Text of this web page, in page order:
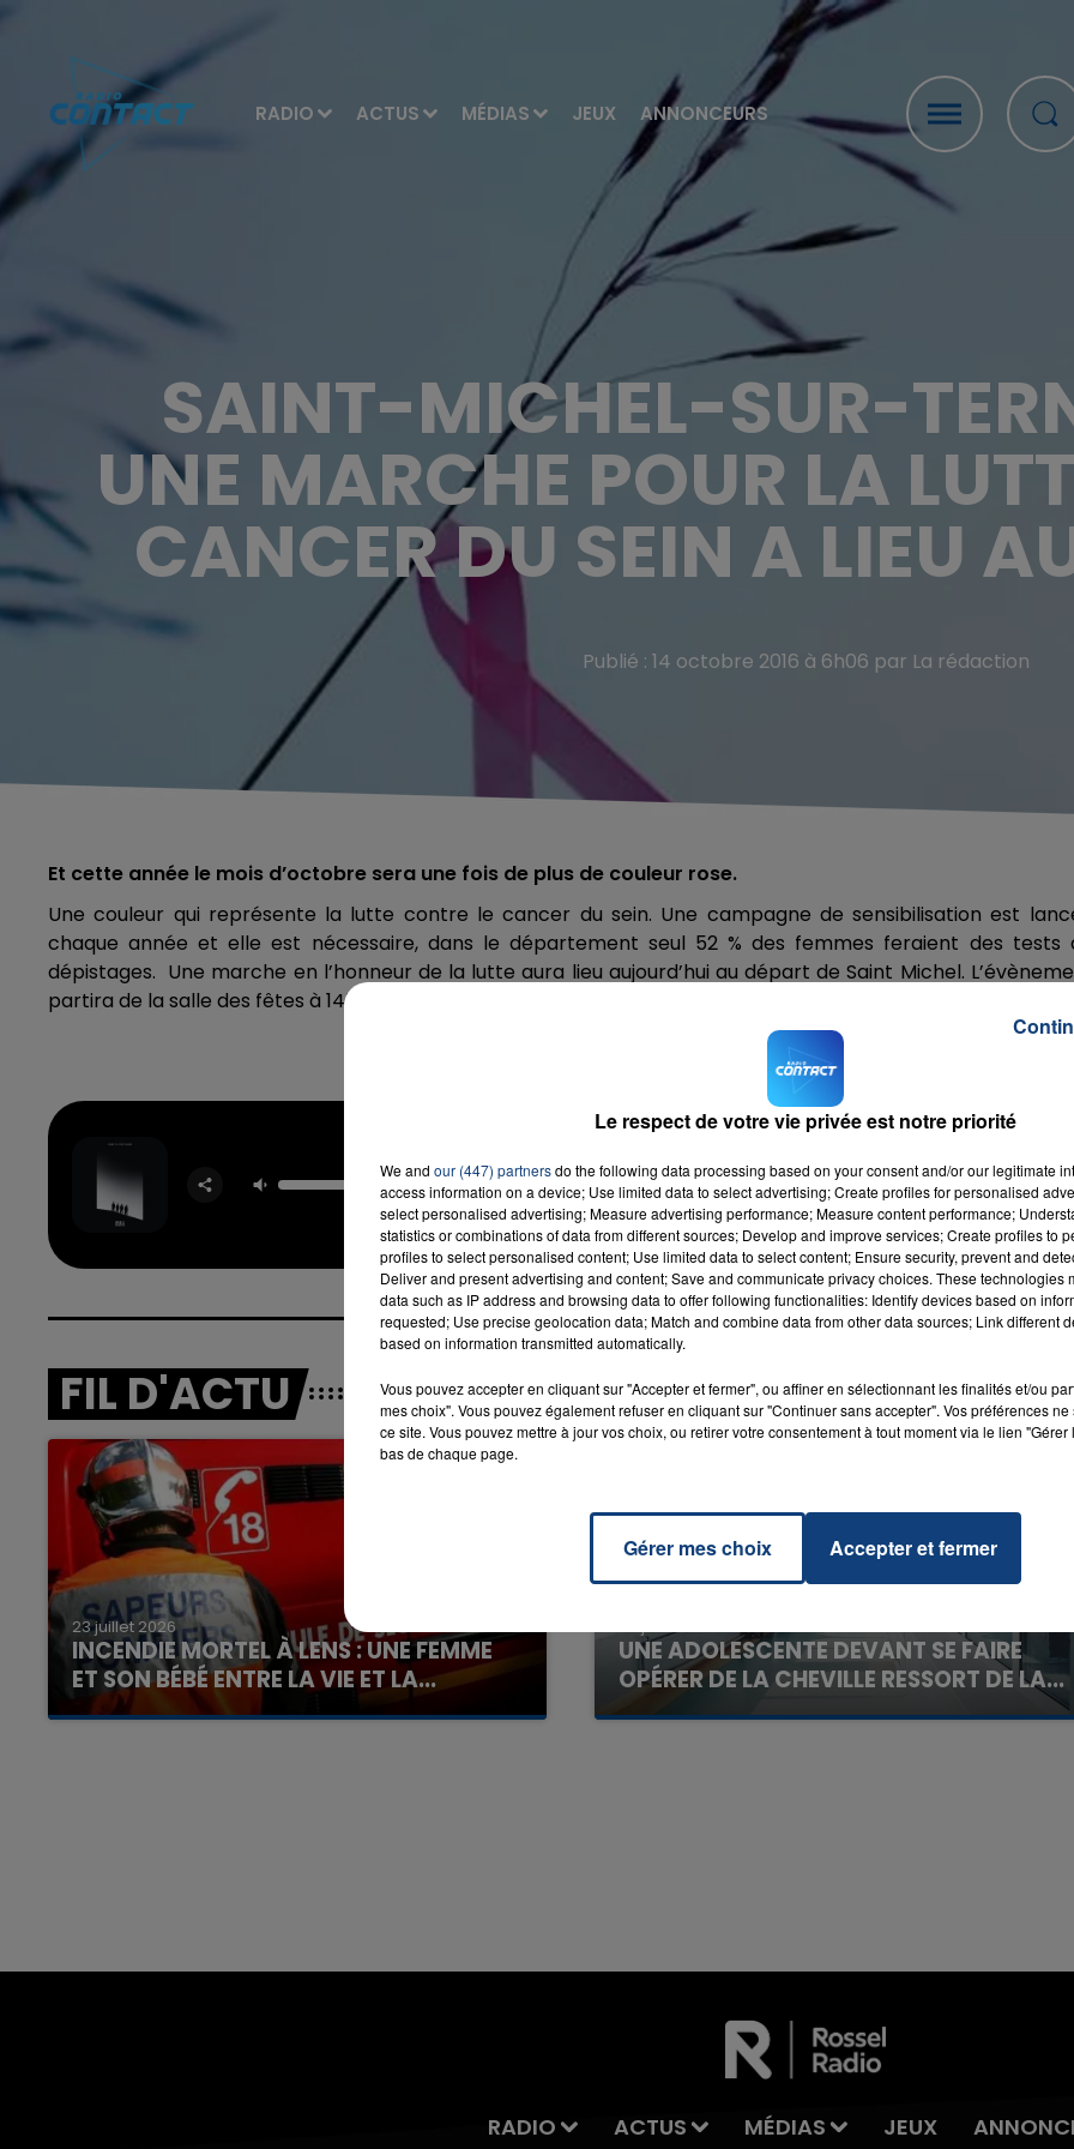
RADIO ACTUS MÉDIAS JEUX ANNONCEURS
16h00 - 20h00
LA TEAM DU WEEK-END
7h00 - 12h00
LA TEAM DU WEEK-END
SAINT-MICHEL-SUR-
UNE MARCHE POUR LA
CANCER DU SEIN A LIEU
Publié : 14 octobre 2016 à 6h06 par La rédaction
Et cette année le mois d’octobre sera une fois de plus de couleur rose.
Une couleur qui représente la lutte contre le cancer du sein. Une campagne de sensibilisation est
chaque année et elle est nécessaire, dans le département seul 52 % des femmes feraient des tests
dépistages. Une marche en l’honneur de la lutte aura lieu aujourd’hui au départ de Saint Michel.
partira de la salle des fêtes à 14h30 et les inscriptions se font sur place.
Floor
OFENBACH &
STARSAILOR
RADIO CONTACT
FIL D'ACTU
23 juillet 2026
INCENDIE MORTEL À LENS : UNE FEMME
ET SON BÉBÉ ENTRE LA VIE ET LA...
Un homme s'est immolé par le feu après avoir
UNE ADOLESCENTE DEVANT SE FAIRE
OPÉRER DE LA CHEVILLE RESSORT DE LA...
La famille a porté plainte contre la clinique qui a
RADIO ACTUS MÉDIAS JEUX
Le respect de votre vie privée est notre priorité
We and our (447) partnersdo the following data processing based on your consent and/or our legitimate
access information on a device; Use limited data to select advertising; Create profiles for personalised
select personalised advertising; Measure advertising performance; Measure content performance;
statistics or combinations of data from different sources; Develop and improve services; Create profiles to
profiles to select personalised content; Use limited data to select content; Ensure security, prevent and
Deliver and present advertising and content; Save and communicate privacy choices. These technologies
data such as IP address and browsing data to offer following functionalities: Identify devices based on
requested; Use precise geolocation data; Match and combine data from other data sources; Link different
based on information transmitted automatically.
Vous pouvez accepter en cliquant sur "Accepter et fermer", ou affiner en sélectionnant les finalités et/ou
mes choix". Vous pouvez également refuser en cliquant sur "Continuer sans accepter". Vos préférences
ce site. Vous pouvez mettre à jour vos choix, ou retirer votre consentement à tout moment via le lien
bas de chaque page.
Gérer mes choix Accepter et fermer